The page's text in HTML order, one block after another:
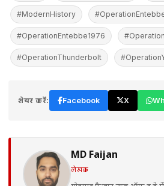
#ModernHistory
#OperationEntebbe1976
#OperationThunderbolt
शेयर करें: Facebook X
MD Faijan
लेखक